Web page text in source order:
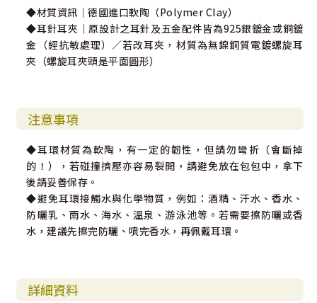
◆材質資訊｜德國進口軟陶（Polymer Clay）
◆耳針耳夾｜原設計之耳針及五金配件皆為925銀鍍金或銅鍍
金（經抗敏處理）／若改耳夾，材質為無鎳銅質電鍍螺旋耳
夾（螺旋耳夾頭是平面圓形）
注意事項
◆耳環材質為軟陶，有一定的韌性，但請勿彎折（會斷掉
的！），若碰撞擠壓亦容易裂開，請避免放在包包中，拿下
後請妥善保存。
◆避免耳環接觸水與化學物質，例如：酒精、汗水、香水、
防曬乳、雨水、海水、溫泉、游泳池等。若需要擦防曬或香
水，建議先擦完防曬、噴完香水，再佩戴耳環。
詳細資料